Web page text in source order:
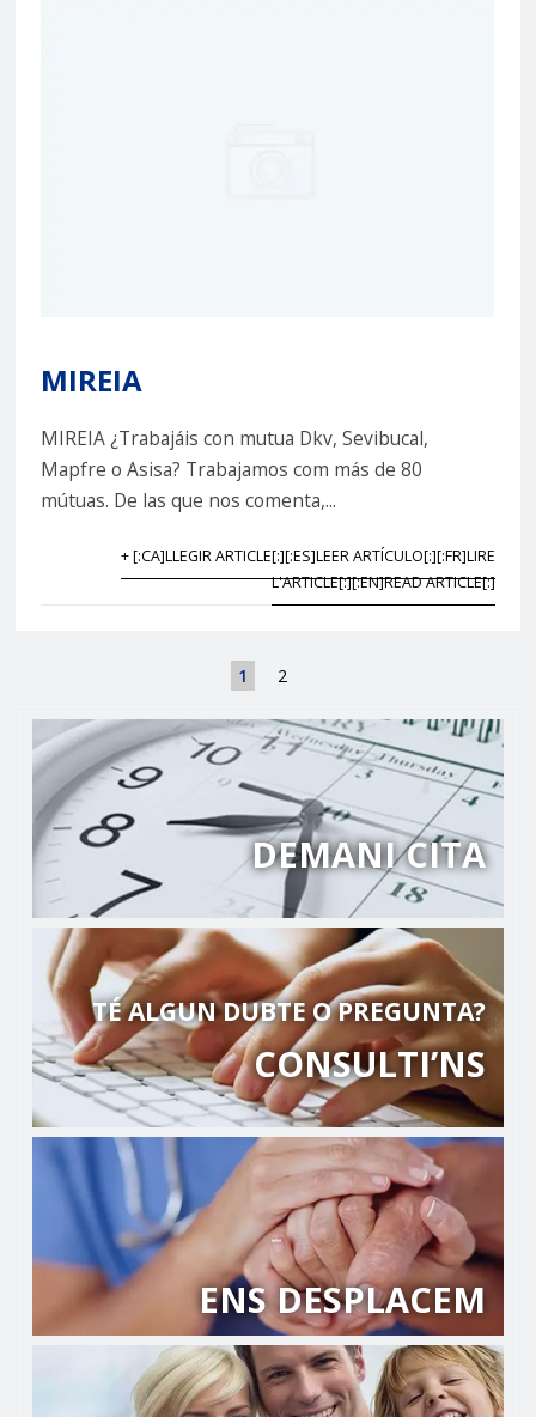
MIREIA
MIREIA ¿Trabajáis con mutua Dkv, Sevibucal,
Mapfre o Asisa? Trabajamos com más de 80
mútuas. De las que nos comenta,...
+ [:CA]LLEGIR ARTICLE[:][:ES]LEER ARTÍCULO[:][:FR]LIRE
L'ARTICLE[:][:EN]READ ARTICLE[:]
1 2
DEMANI CITA
TÉ ALGUN DUBTE O PREGUNTA?
CONSULTI’NS
ENS DESPLACEM